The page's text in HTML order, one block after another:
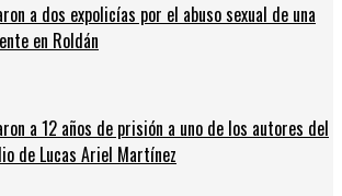
a dos expolicías por el abuso sexual de una
en Roldán
a 12 años de prisión a uno de los autores del
de Lucas Ariel Martínez